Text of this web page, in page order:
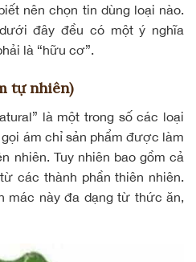
nên chọn tin dùng loại nào.
đây đều có một ý nghĩa
là “hữu cơ”.
tự nhiên)
là một trong số các loại
ám chỉ sản phẩm được làm
nhiên. Tuy nhiên bao gồm cả
các thành phần thiên nhiên.
mác này đa dạng từ thức ăn,